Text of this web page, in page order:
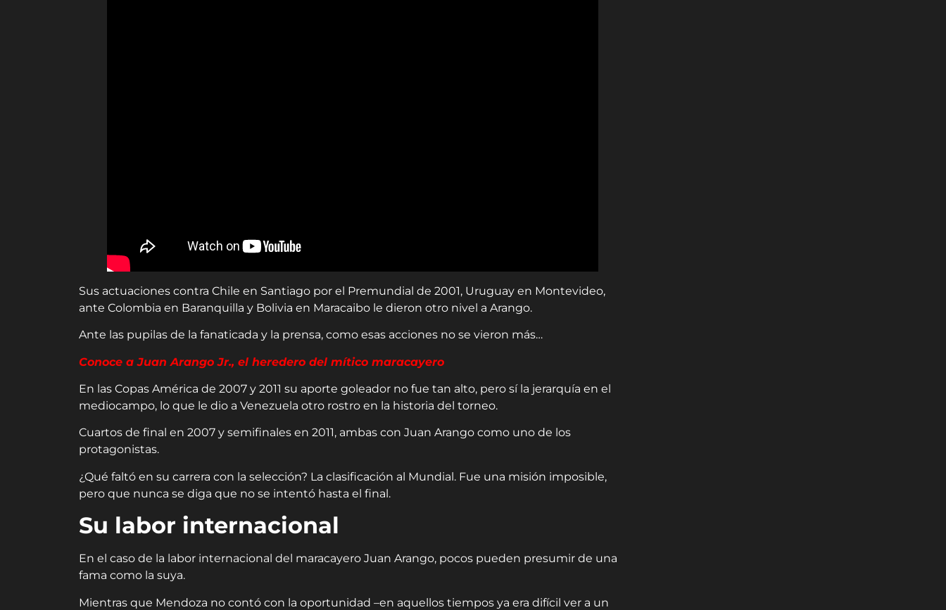
Sus actuaciones contra Chile en Santiago por el Premundial de 2001, Uruguay en Montevideo,
ante Colombia en Baranquilla y Bolivia en Maracaibo le dieron otro nivel a Arango.
Ante las pupilas de la fanaticada y la prensa, como esas acciones no se vieron más…
Conoce a Juan Arango Jr., el heredero del mítico maracayero
En las Copas América de 2007 y 2011 su aporte goleador no fue tan alto, pero sí la jerarquía en el
mediocampo, lo que le dio a Venezuela otro rostro en la historia del torneo.
Cuartos de final en 2007 y semifinales en 2011, ambas con Juan Arango como uno de los
protagonistas.
¿Qué faltó en su carrera con la selección? La clasificación al Mundial. Fue una misión imposible,
pero que nunca se diga que no se intentó hasta el final.
Su labor internacional
En el caso de la labor internacional del maracayero Juan Arango, pocos pueden presumir de una
fama como la suya.
Mientras que Mendoza no contó con la oportunidad –en aquellos tiempos ya era difícil ver a un